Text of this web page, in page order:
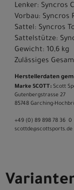
Lenker: Syncros
Vorbau: Syncros
Sattel: Syncros
Sattelstütze:
Gewicht: 10,6 kg
Zulässiges
Herstellerdaten gem.
Marke SCOTT: Scott
Gutenbergstrasse 27
85748 Garching-­
+49 (0) 89 898 78 36 ­ 0
scott­de@scott­sports.de